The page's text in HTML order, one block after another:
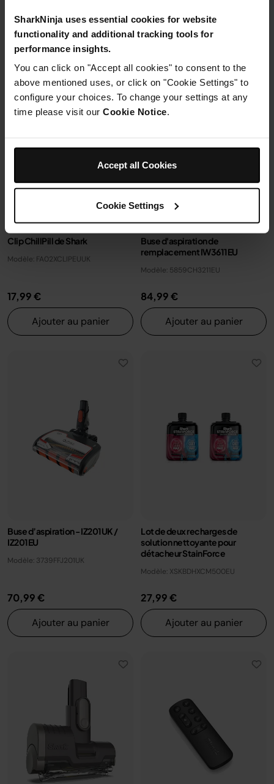
SharkNinja uses essential cookies for website
functionality and additional tracking tools for
performance insights.
You can click on "Accept all cookies" to consent to the
above mentioned uses, or click on "Cookie Settings" to
configure your choices. To change your settings at any
time please visit our Cookie Notice.
Accept all Cookies
Cookie Settings
Ajouter au panier
Ajouter au panier
Clip ChillPill de Shark
Modèle: FA02XCLIPEUUK
17,99 €
Ajouter au panier
Buse d'aspiration de
remplacement IW3611EU
Modèle: 5859CH3211EU
84,99 €
Ajouter au panier
Buse d’aspiration - IZ201UK /
IZ201EU
Modèle: 3739FFJ201UK
70,99 €
Ajouter au panier
Lot de deux recharges de
solution nettoyante pour
détacheur StainForce
Modèle: XSKBDHXCM500EU
27,99 €
Ajouter au panier